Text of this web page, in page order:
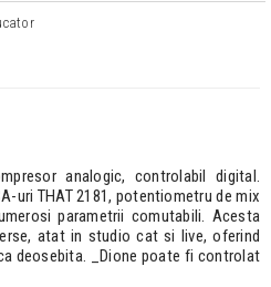
analogic, controlabil digital.
uri THAT 2181, potentiometru de mix
parametrii comutabili. Acesta
atat in studio cat si live, oferind
deosebita. _Dione poate fi controlat